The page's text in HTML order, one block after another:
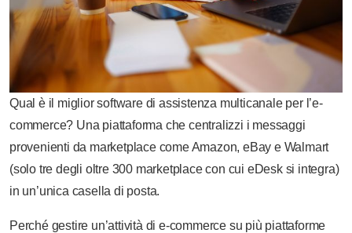
Qual è il miglior software di assistenza multicanale per l’e-
commerce? Una piattaforma che centralizzi i messaggi
provenienti da marketplace come Amazon, eBay e Walmart
(solo tre degli oltre 300 marketplace con cui eDesk si integra)
in un’unica casella di posta.
Perché gestire un’attività di e-commerce su più piattaforme